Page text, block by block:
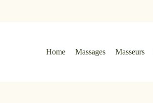
Home Massages Masseurs